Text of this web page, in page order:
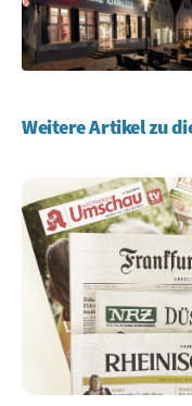
Weitere Artikel zu